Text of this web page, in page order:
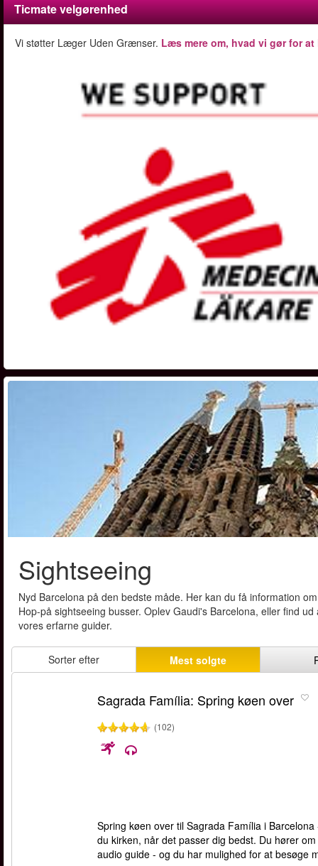
Ticmate velgørenhed
Vi støtter Læger Uden Grænser. Læs mere om, hvad vi gør for
Sightseeing
Nyd Barcelona på den bedste måde. Her kan du få information
Hop-på sightseeing busser. Oplev Gaudi's Barcelona, eller find
vores erfarne guider.
Sorter efter Mest solgte
Sagrada Família: Spring køen over
(102)
Spring køen over til Sagrada Família i
du kirken, når det passer dig bedst. Du hører
audio guide - og du har mulighed for at besøge